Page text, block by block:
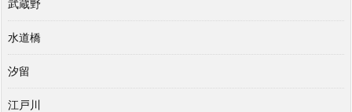
武蔵野
水道橋
汐留
江戸川